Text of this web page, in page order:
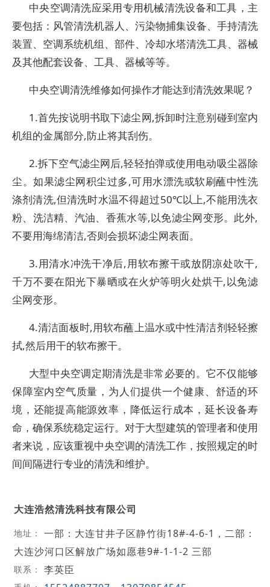
中央空调清洗应采用专用机械清洗设备和工具，主
要包括：风管清洗机器人、污染物捕集设备、手持清洗
装置、空调系统机组、部件、冷却水塔清洗工具、器械
及其他配套设备、工具、器械等等。
中央空调清洗维修如何操作才能达到清洗效果呢？
1.首先按说明书取下滤尘网,拆卸时注意别碰到室内
机组的金属部分,防止将其刮伤。
2.拆下空气滤尘网后,轻轻拍弹或使用电动吸尘器除
尘。如果滤尘网积尘过多,可用水漂洗或软刷蘸中性洗
涤剂清洗,但清洗时水温不得超过50℃以上,不能用洗衣
粉、洗洁精、汽油、香蕉水等,以免滤尘网变形。此外,
不要用海绵清洁,否则会损坏滤尘网表面。
3.用清水冲洗干净后,用软布擦干或放阴凉处吹干,
千万不要在阳光下暴晒或在火炉等明火处烘干,以免滤
尘网变形。
4.清洁面板时,用软布蘸上温水或中性清洁剂轻轻擦
拭,然后用干的软布擦干。
大型中央空调定期清洗是非常必要的。它不仅能够
保障室内空气质量，为人们提供一个健康、舒适的环
境，还能提高能源效率，降低运行成本，延长设备寿
命，确保系统稳定运行。对于大型建筑的管理者和使用
者来说，应该重视中央空调的清洗工作，按照规定的时
间间隔进行专业的清洗和维护。
大连浩然清洗科技有限公司
地址：
一部：大连甘井子区静竹街18#-4-6-1，二部：
大连沙河口区解放广场如愿巷9#-1-1-2 三部
联系： 李英臣